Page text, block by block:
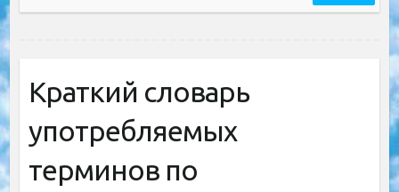
Краткий словарь
употребляемых
терминов по